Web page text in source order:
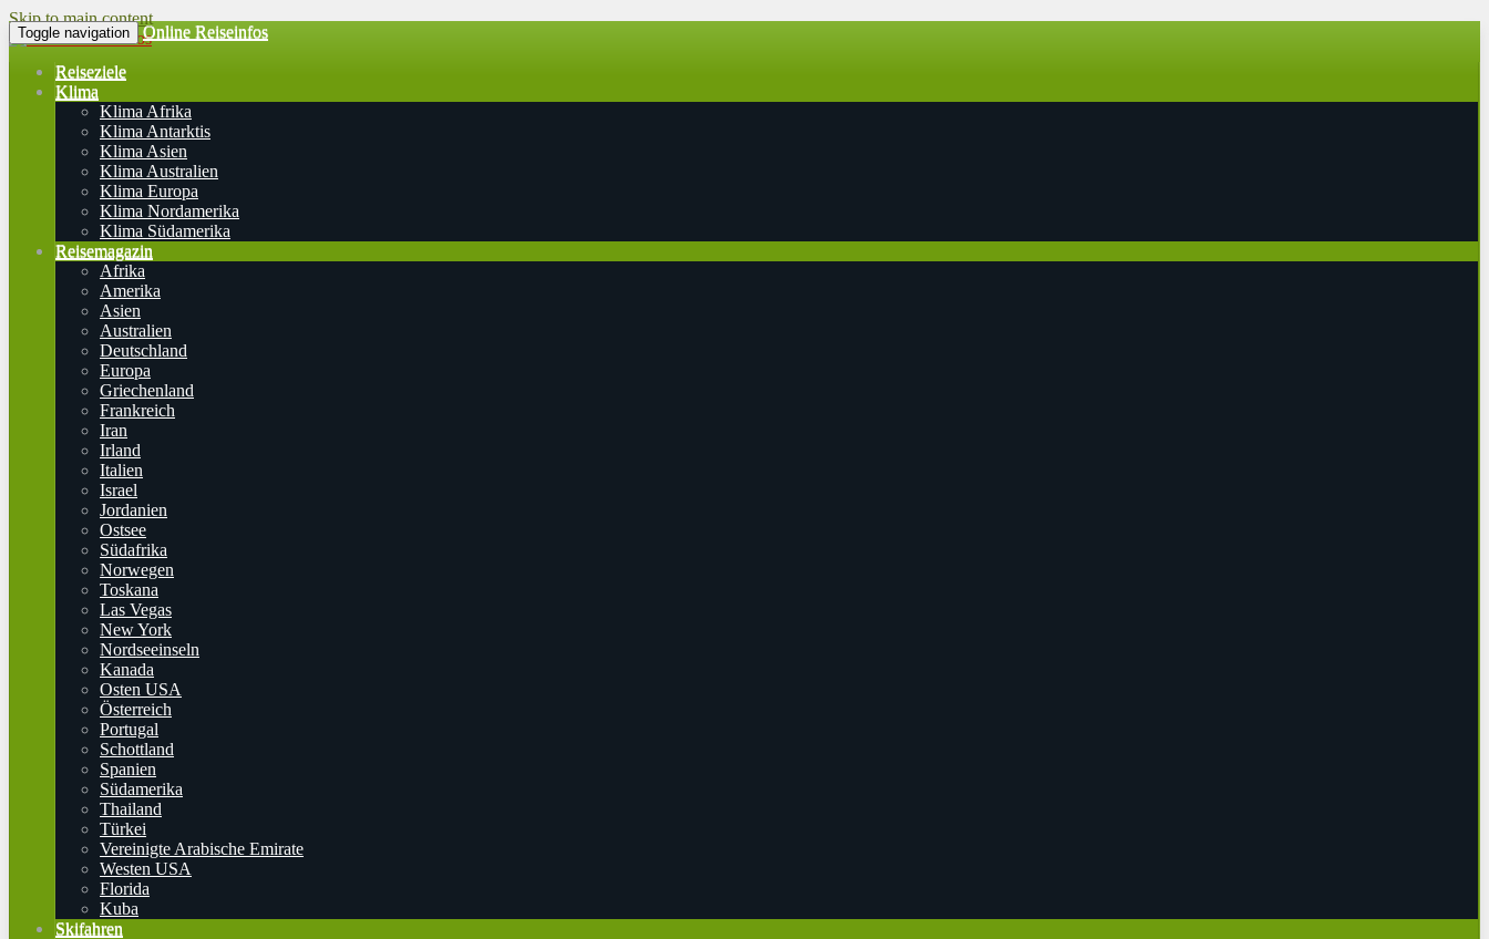
Skip to main content
Toggle navigation Online Reiseinfos
Reiseziele
Klima
Klima Afrika
Klima Antarktis
Klima Asien
Klima Australien
Klima Europa
Klima Nordamerika
Klima Südamerika
Reisemagazin
Afrika
Amerika
Asien
Australien
Deutschland
Europa
Griechenland
Frankreich
Iran
Irland
Italien
Israel
Jordanien
Ostsee
Südafrika
Norwegen
Toskana
Las Vegas
New York
Nordseeinseln
Kanada
Osten USA
Österreich
Portugal
Schottland
Spanien
Südamerika
Thailand
Türkei
Vereinigte Arabische Emirate
Westen USA
Florida
Kuba
Skifahren